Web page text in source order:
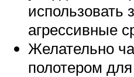
использовать
агрессивные
Желательно
полотером